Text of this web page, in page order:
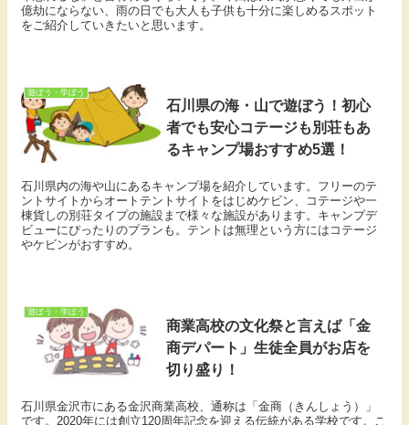
億劫にならない、雨の日でも大人も子供も十分に楽しめるスポット
をご紹介していきたいと思います。
遊ぼう・学ぼう
石川県の海・山で遊ぼう！初心
者でも安心コテージも別荘もあ
るキャンプ場おすすめ5選！
石川県内の海や山にあるキャンプ場を紹介しています。フリーのテ
ントサイトからオートテントサイトをはじめケビン、コテージや一
棟貨しの別荘タイプの施設まで様々な施設があります。キャンプデ
ビューにぴったりのプランも。テントは無理という方にはコテージ
やケビンがおすすめ。
遊ぼう・学ぼう
商業高校の文化祭と言えば「金
商デパート」生徒全員がお店を
切り盛り！
石川県金沢市にある金沢商業高校、通称は「金商（きんしょう）」
です。2020年には創立120周年記念を迎える伝統がある学校です。こ